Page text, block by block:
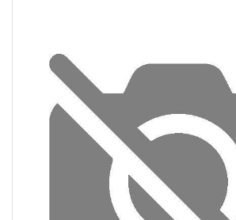
изображенията